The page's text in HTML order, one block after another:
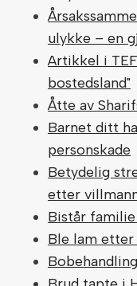
ulykke – en
Artikkel i
bostedsland"
Åtte av
Barnet ditt
personskade
Betydelig
etter
Bistår
Ble lam